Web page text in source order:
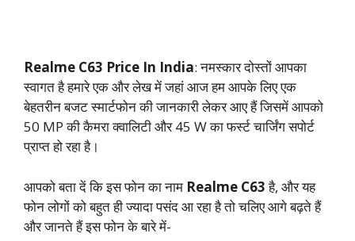
Realme C63 Price In India: नमस्कार दोस्तों आपका
स्वागत है हमारे एक और लेख में जहां आज हम आपके लिए एक
बेहतरीन बजट स्मार्टफोन की जानकारी लेकर आए हैं जिसमें आपको
50 MP की कैमरा क्वालिटी और 45 W का फर्स्ट चार्जिंग सपोर्ट
प्राप्त हो रहा है।
आपको बता दें कि इस फोन का नाम Realme C63है, और यह
फोन लोगों को बहुत ही ज्यादा पसंद आ रहा है तो चलिए आगे बढ़ते हैं
और जानते हैं इस फोन के बारे में-